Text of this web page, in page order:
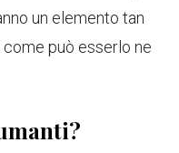
un elemento tan
può esserlo ne